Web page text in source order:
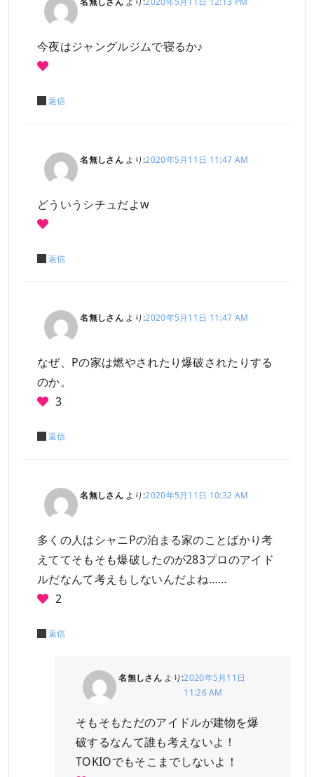
今夜はジャングルジムで寝るか♪
返信
名無しさん より:2020年5月11日 11:47 AM
どういうシチュだよw
返信
名無しさん より:2020年5月11日 11:47 AM
なぜ、Pの家は燃やされたり爆破されたりする
のか。
3
返信
名無しさん より:2020年5月11日 10:32 AM
多くの人はシャニPの泊まる家のことばかり考
えててそもそも爆破したのが283プロのアイド
ルだなんて考えもしないんだよね……
2
返信
名無しさん より:2020年5月11日
11:26 AM
そもそもただのアイドルが建物を爆
破するなんて誰も考えないよ！
TOKIOでもそこまでしないよ！